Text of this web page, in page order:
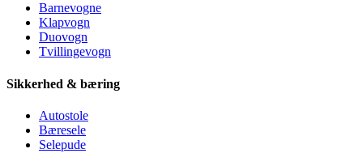
Barnevogne
Klapvogn
Duovogn
Tvillingevogn
Sikkerhed & bæring
Autostole
Bæresele
Selepude